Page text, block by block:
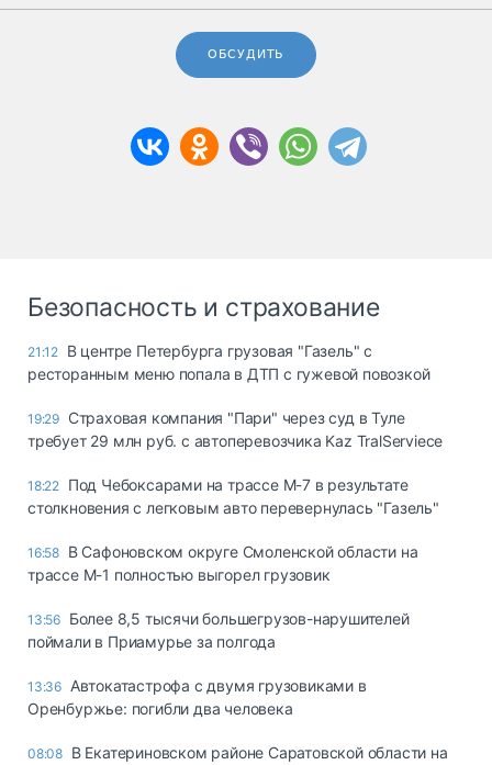
ОБСУДИТЬ
Безопасность и страхование
21:12 В центре Петербурга грузовая "Газель" с
ресторанным меню попала в ДТП с гужевой повозкой
19:29 Страховая компания "Пари" через суд в Туле
требует 29 млн руб. с автоперевозчика Kaz TralServiece
18:22 Под Чебоксарами на трассе М-7 в результате
столкновения с легковым авто перевернулась "Газель"
16:58 В Сафоновском округе Смоленской области на
трассе М-1 полностью выгорел грузовик
13:56 Более 8,5 тысячи большегрузов-нарушителей
поймали в Приамурье за полгода
13:36 Автокатастрофа с двумя грузовиками в
Оренбуржье: погибли два человека
08:08 В Екатериновском районе Саратовской области на